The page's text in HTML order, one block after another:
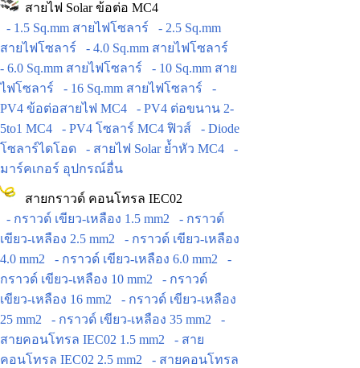
สายไฟ Solar ข้อต่อ MC4
- 1.5 Sq.mm สายไฟโซลาร์
- 2.5 Sq.mm
สายไฟโซลาร์
- 4.0 Sq.mm สายไฟโซลาร์
- 6.0 Sq.mm สายไฟโซลาร์
- 10 Sq.mm สาย
ไฟโซลาร์
- 16 Sq.mm สายไฟโซลาร์
-
PV4 ข้อต่อสายไฟ MC4
- PV4 ต่อขนาน 2-
5to1 MC4
- PV4 โซลาร์ MC4 ฟิวส์
- Diode
โซลาร์ไดโอด
- สายไฟ Solar ย้ำหัว MC4
-
มาร์คเกอร์ อุปกรณ์อื่น
สายกราวด์ คอนโทรล IEC02
- กราวด์ เขียว-เหลือง 1.5 mm2
- กราวด์
เขียว-เหลือง 2.5 mm2
- กราวด์ เขียว-เหลือง
4.0 mm2
- กราวด์ เขียว-เหลือง 6.0 mm2
-
กราวด์ เขียว-เหลือง 10 mm2
- กราวด์
เขียว-เหลือง 16 mm2
- กราวด์ เขียว-เหลือง
25 mm2
- กราวด์ เขียว-เหลือง 35 mm2
-
สายคอนโทรล IEC02 1.5 mm2
- สาย
คอนโทรล IEC02 2.5 mm2
- สายคอนโทรล